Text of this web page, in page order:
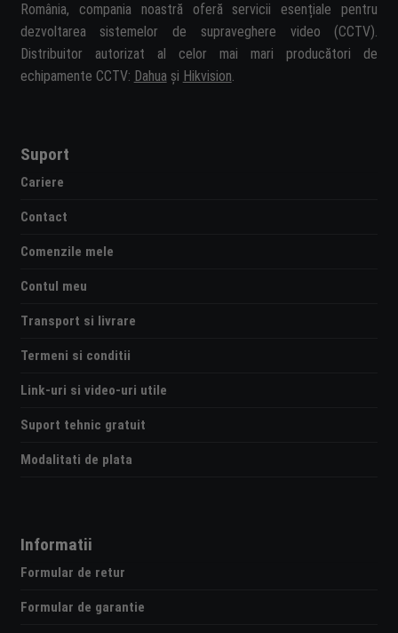
România, compania noastră oferă servicii esențiale pentru
dezvoltarea sistemelor de supraveghere video (CCTV).
Distribuitor autorizat al celor mai mari producători de
echipamente CCTV: Dahua și Hikvision.
Suport
Cariere
Contact
Comenzile mele
Contul meu
Transport si livrare
Termeni si conditii
Link-uri si video-uri utile
Suport tehnic gratuit
Modalitati de plata
Informatii
Formular de retur
Formular de garantie